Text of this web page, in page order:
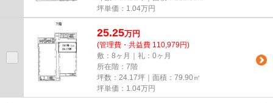
坪単価： 1.04万円
25.25万円
(管理費・共益費 110,979円)
敷：8ヶ月｜礼：0ヶ月
所在階：7階
坪数：24.17坪｜面積：79.90㎡
坪単価： 1.04万円